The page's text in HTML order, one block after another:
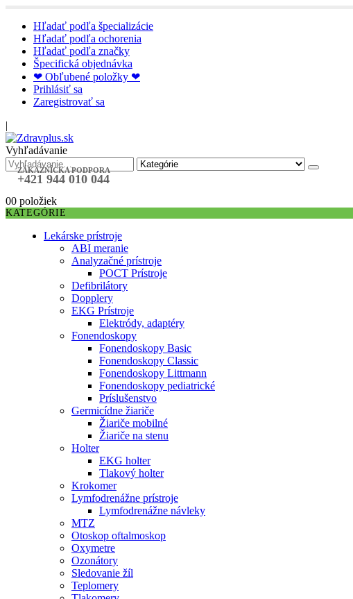
Hľadať podľa špecializácie
Hľadať podľa ochorenia
Hľadať podľa značky
Špecifická objednávka
❤ Obľubené položky ❤
Prihlásiť sa
Zaregistrovať sa
|
Vyhľadávanie
ZÁKAZNÍCKA PODPORA
+421 944 010 044
00 položiek
KATEGÓRIE
Lekárske prístroje
ABI meranie
Analyzačné prístroje
POCT Prístroje
Defibrilátory
Dopplery
EKG Prístroje
Elektródy, adaptéry
Fonendoskopy
Fonendoskopy Basic
Fonendoskopy Classic
Fonendoskopy Littmann
Fonendoskopy pediatrické
Príslušenstvo
Germicídne žiariče
Žiariče mobilné
Žiariče na stenu
Holter
EKG holter
Tlakový holter
Krokomer
Lymfodrenážne prístroje
Lymfodrenážne návleky
MTZ
Otoskop oftalmoskop
Oxymetre
Ozonátory
Sledovanie žíl
Teplomery